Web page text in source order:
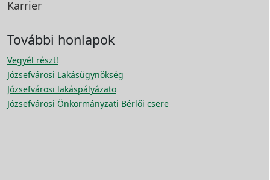
Karrier
További honlapok
Vegyél részt!
Józsefvárosi Lakásügynökség
Józsefvárosi lakáspályázato
Józsefvárosi Önkormányzati Bérlői csere